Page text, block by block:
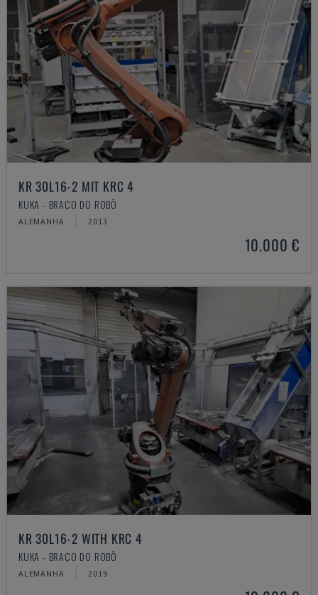
KR 30L16-2 MIT KRC 4
KUKA - BRAÇO DO ROBÔ
ALEMANHA 2013
10.000 €
KR 30L16-2 WITH KRC 4
KUKA - BRAÇO DO ROBÔ
ALEMANHA 2019